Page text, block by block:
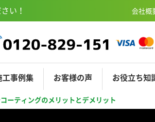
い！ 会社概
サンディングコート オプション
ショールーム埼玉 ショールーム
工事例集 お客様の声 お役立ち知
ーティングのメリットとデメリット